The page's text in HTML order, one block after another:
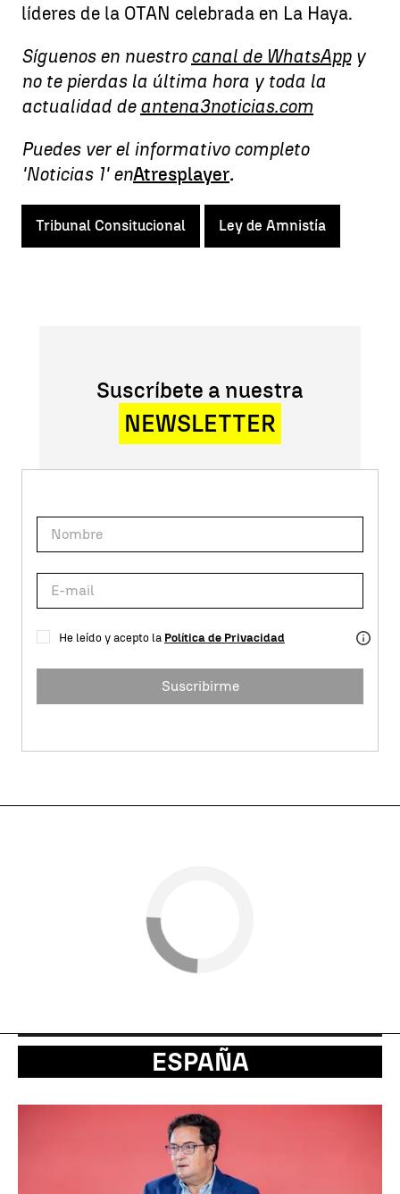
líderes de la OTAN celebrada en La Haya.
Síguenos en nuestro canal de WhatsAppy
no te pierdas la última hora y toda la
actualidad de antena3noticias.com
Puedes ver el informativo completo
'Noticias 1' enAtresplayer.
Tribunal Consitucional Ley de Amnistía
Suscríbete a nuestra
NEWSLETTER
He leído y acepto la Política de Privacidad
Suscribirme
ESPAÑA